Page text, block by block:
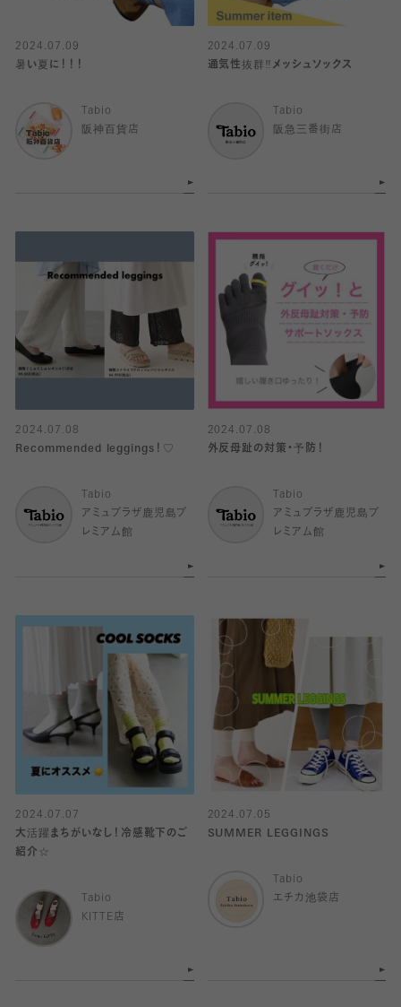
2024.07.09
暑い夏に！！！
Tabio
阪神百貨店
2024.07.09
通気性抜群‼︎メッシュソックス
Tabio
阪急三番街店
2024.07.08
Recommended leggings！♡
Tabio
アミュプラザ鹿児島プ
レミアム館
2024.07.08
外反母趾の対策・予防！
Tabio
アミュプラザ鹿児島プ
レミアム館
2024.07.07
大活躍まちがいなし！冷感靴下のご
紹介☆
Tabio
KITTE店
2024.07.05
SUMMER LEGGINGS
Tabio
エチカ池袋店